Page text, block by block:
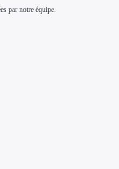
par notre équipe.